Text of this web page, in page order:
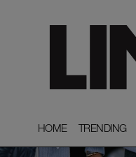
HOME
HOME TRENDING
TRENDING